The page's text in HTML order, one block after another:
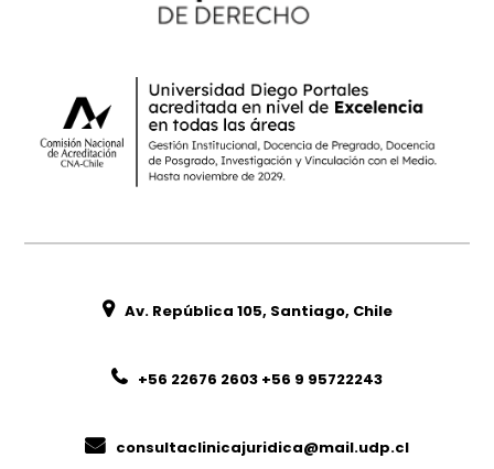
Av. República 105, Santiago, Chile
+56 22676 2603 +56 9 95722243
consultaclinicajuridica@mail.udp.cl